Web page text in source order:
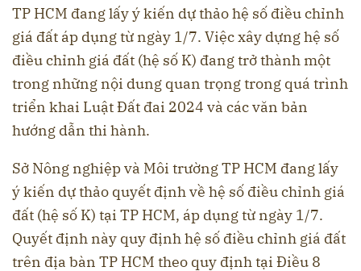
TP HCM đang lấy ý kiến dự thảo hệ số điều chỉnh
giá đất áp dụng từ ngày 1/7. Việc xây dựng hệ số
điều chỉnh giá đất (hệ số K) đang trở thành một
trong những nội dung quan trọng trong quá trình
triển khai Luật Đất đai 2024 và các văn bản
hướng dẫn thi hành.
Sở Nông nghiệp và Môi trường TP HCM đang lấy
ý kiến dự thảo quyết định về hệ số điều chỉnh giá
đất (hệ số K) tại TP HCM, áp dụng từ ngày 1/7.
Quyết định này quy định hệ số điều chỉnh giá đất
trên địa bàn TP HCM theo quy định tại Điều 8